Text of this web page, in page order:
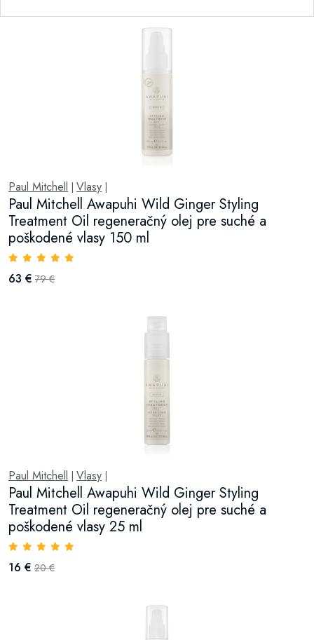
Paul Mitchell Vlasy
Paul Mitchell Awapuhi Wild Ginger Styling
Treatment Oil regeneračný olej pre suché a
poškodené vlasy 150 ml
63 € 79 €
Paul Mitchell Vlasy
Paul Mitchell Awapuhi Wild Ginger Styling
Treatment Oil regeneračný olej pre suché a
poškodené vlasy 25 ml
16 € 20 €